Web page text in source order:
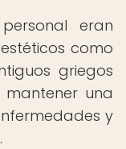
eran
como
griegos
una
y